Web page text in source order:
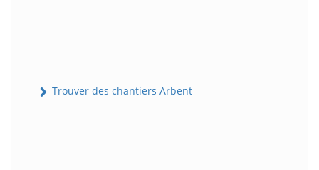
Trouver des chantiers Arbent